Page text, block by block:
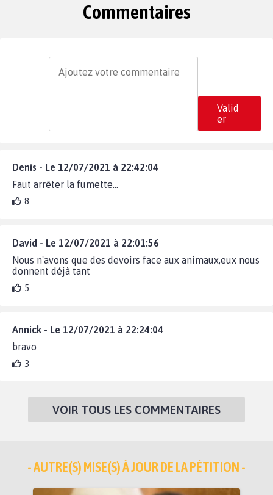
Commentaires
Valid
er
Denis - Le 12/07/2021 à 22:42:04
Faut arrêter la fumette...
8
David - Le 12/07/2021 à 22:01:56
Nous n'avons que des devoirs face aux animaux,eux nous
donnent déjà tant
5
Annick - Le 12/07/2021 à 22:24:04
bravo
3
VOIR TOUS LES COMMENTAIRES
- AUTRE(S) MISE(S) À JOUR DE LA PÉTITION -